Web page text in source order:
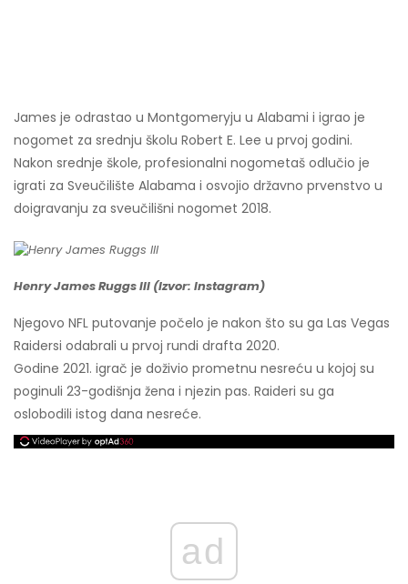
James je odrastao u Montgomeryju u Alabami i igrao je
nogomet za srednju školu Robert E. Lee u prvoj godini.
Nakon srednje škole, profesionalni nogometaš odlučio je
igrati za Sveučilište Alabama i osvojio državno prvenstvo u
doigravanju za sveučilišni nogomet 2018.
Henry James Ruggs III (Izvor: Instagram)
Njegovo NFL putovanje počelo je nakon što su ga Las Vegas
Raidersi odabrali u prvoj rundi drafta 2020.
Godine 2021. igrač je doživio prometnu nesreću u kojoj su
poginuli 23-godišnja žena i njezin pas. Raideri su ga
oslobodili istog dana nesreće.
ad